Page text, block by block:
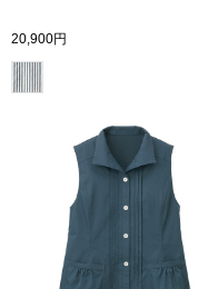
20,900円